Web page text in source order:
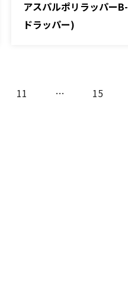
アスパルポリラッパー
ドラッパー)
11 … 15